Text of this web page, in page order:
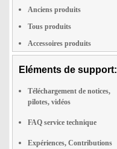
Anciens produits
Tous produits
Accessoires produits
Eléments de support:
Téléchargement de notices,
pilotes, vidéos
FAQ service technique
Expériences, Contributions